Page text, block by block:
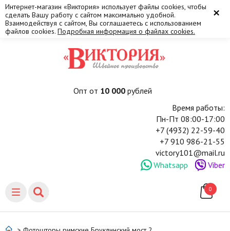
×
Интернет-магазин «Виктория» использует файлы cookies, чтобы
сделать Вашу работу с сайтом максимально удобной.
Взаимодействуя с сайтом, Вы соглашаетесь с использованием
файлов cookies. Подробная информация о файлах cookies.
Опт от 10 000рублей
Время работы:
Пн-Пт 08:00-17:00
+7 (4932) 22-59-40
+7 910 986-21-55
victory101@mail.ru
Whatsapp
Viber
0